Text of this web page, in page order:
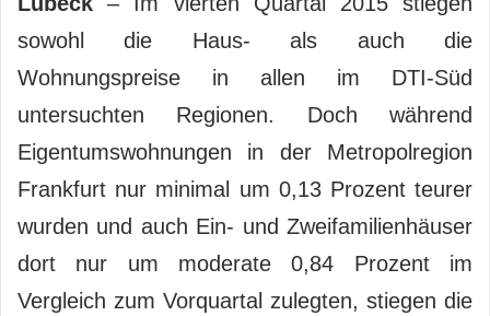
sowohl die Haus- als auch die
Wohnungspreise in allen im DTI-Süd
untersuchten Regionen. Doch während
Eigentumswohnungen in der Metropolregion
Frankfurt nur minimal um 0,13 Prozent teurer
wurden und auch Ein- und Zweifamilienhäuser
dort nur um moderate 0,84 Prozent im
Vergleich zum Vorquartal zulegten, stiegen die